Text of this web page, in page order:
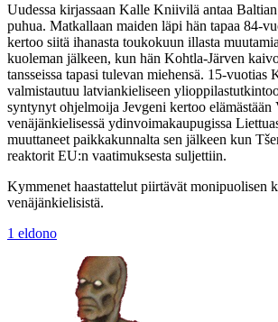
Uudessa kirjassaan Kalle Kniivilä antaa
puhua. Matkallaan maiden läpi hän tapaa 84-
kertoo siitä ihanasta toukokuun illasta
kuoleman jälkeen, kun hän Kohtla-Järven
tansseissa tapasi tulevan miehensä. 15-vuotias
valmistautuu latviankieliseen
syntynyt ohjelmoija Jevgeni kertoo elämästään
venäjänkielisessä ydinvoimakaupugissa
muuttaneet paikkakunnalta sen jälkeen kun
reaktorit EU:n vaatimuksesta suljettiin.
Kymmenet haastattelut piirtävät monipuolisen
venäjänkielisistä.
1 eldono